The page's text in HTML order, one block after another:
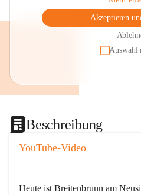
Akzeptieren
Auswahl
Beschreibung
YouTube-Video
Heute ist Breitenbrunn am